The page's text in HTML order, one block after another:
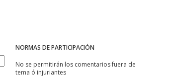
NORMAS DE PARTICIPACIÓN
No se permitirán los comentarios fuera de
tema ó injuriantes